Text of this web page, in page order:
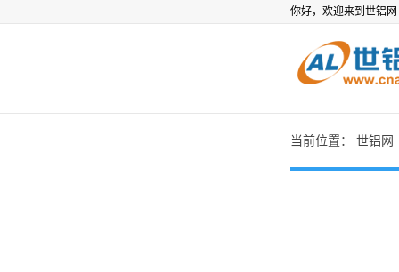
你好，欢迎来到世铝网
当前位置： 世铝网